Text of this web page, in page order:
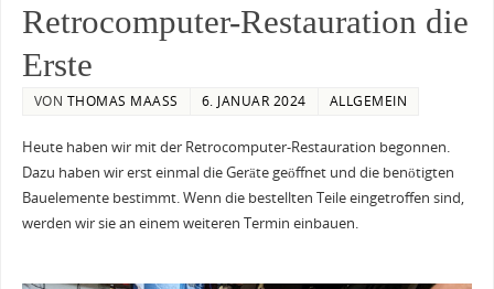
Retrocomputer-Restauration die
Erste
VON THOMAS MAASS 6. JANUAR 2024 ALLGEMEIN
Heute haben wir mit der Retrocomputer-Restauration begonnen.
Dazu haben wir erst einmal die Geräte geöffnet und die benötigten
Bauelemente bestimmt. Wenn die bestellten Teile eingetroffen sind,
werden wir sie an einem weiteren Termin einbauen.